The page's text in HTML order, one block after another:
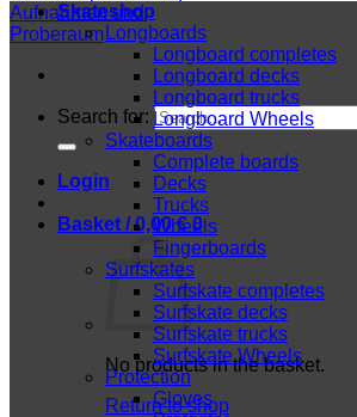
Search for:
Login
Basket /0,00€ 0
No products in the basket.
Return to shop
Skateshop
Longboards
Longboard completes
Longboard decks
Longboard trucks
Longboard Wheels
Skateboards
Complete boards
Decks
Trucks
Wheels
Fingerboards
Surfskates
Surfskate completes
Surfskate decks
Surfskate trucks
Surfskate Wheels
Protection
Gloves